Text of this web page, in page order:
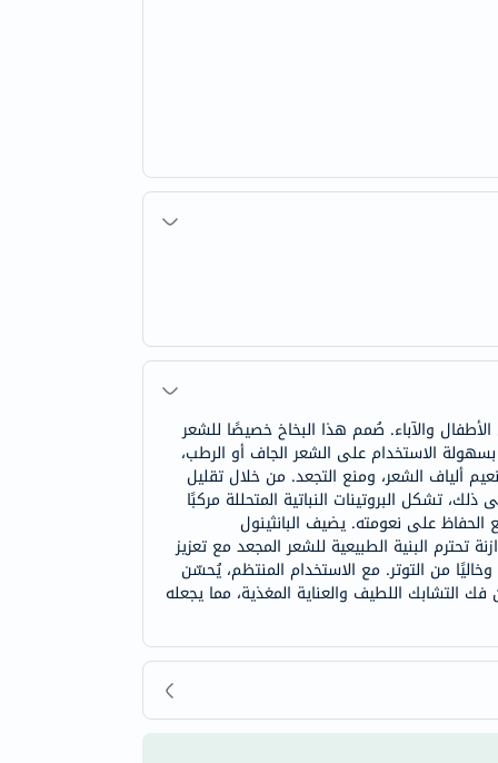
والآباء. صُمم هذا البخاخ خصيصًا للشعر
الاستخدام على الشعر الجاف أو الرطب،
ألياف الشعر، ومنع التجعد. من خلال تقليل
تشكل البروتينات النباتية المتحللة مركبًا
على نعومته. يضيف البانثينول
تحترم البنية الطبيعية للشعر المجعد مع تعزيز
من التوتر. مع الاستخدام المنتظم، يُحسّن
اللطيف والعناية المغذية، مما يجعله